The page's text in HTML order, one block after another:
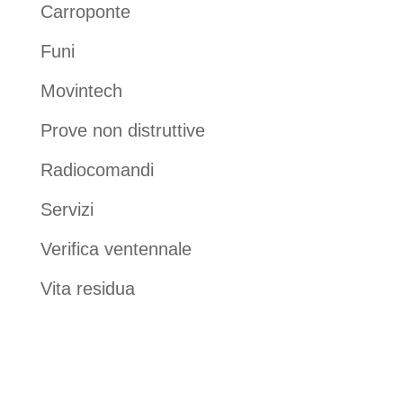
Carroponte
Funi
Movintech
Prove non distruttive
Radiocomandi
Servizi
Verifica ventennale
Vita residua